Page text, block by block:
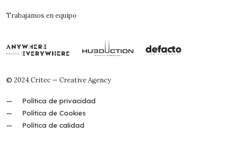
Trabajamos en equipo
© 2024 Critec — Creative Agency
Política de privacidad
Política de Cookies
Política de calidad